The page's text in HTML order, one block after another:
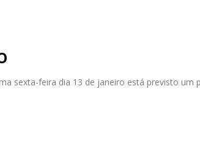
sexta-feira dia 13 de janeiro está previsto